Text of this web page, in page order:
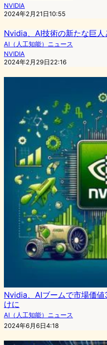
NVIDIA
2024年2月21日10:55
Nvidia、AI技術の新たな巨
AI（人工知能）ニュース
NVIDIA
2024年2月29日22:16
Nvidia、AIブームで市場価
けに
AI（人工知能）ニュース
2024年6月6日4:18